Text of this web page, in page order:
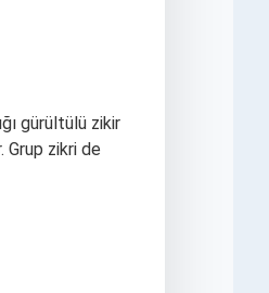
gürültülü zikir
Grup zikri de